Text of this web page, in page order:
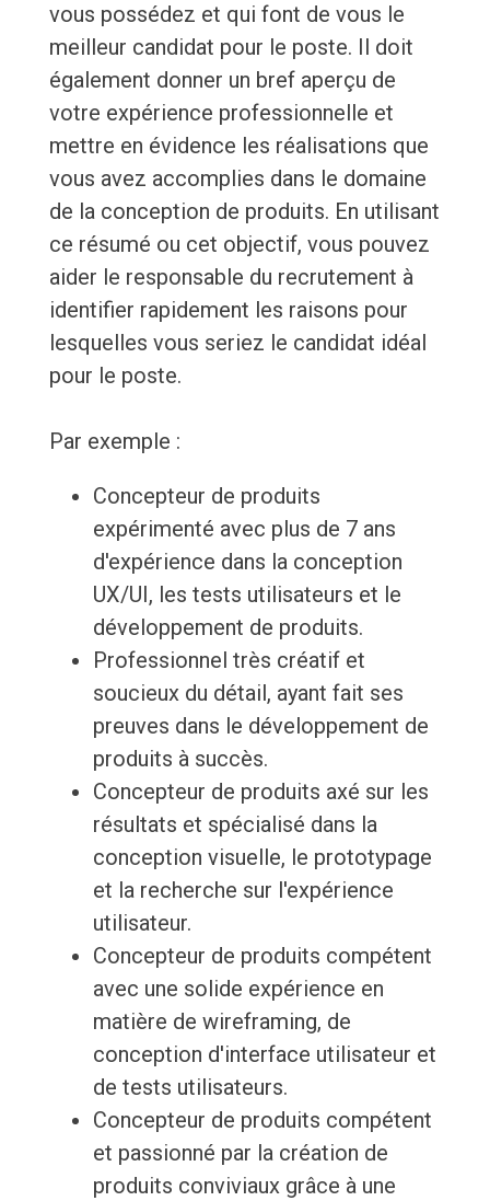
vous possédez et qui font de vous le
meilleur candidat pour le poste. Il doit
également donner un bref aperçu de
votre expérience professionnelle et
mettre en évidence les réalisations que
vous avez accomplies dans le domaine
de la conception de produits. En utilisant
ce résumé ou cet objectif, vous pouvez
aider le responsable du recrutement à
identifier rapidement les raisons pour
lesquelles vous seriez le candidat idéal
pour le poste.
Par exemple :
Concepteur de produits
expérimenté avec plus de 7 ans
d'expérience dans la conception
UX/UI, les tests utilisateurs et le
développement de produits.
Professionnel très créatif et
soucieux du détail, ayant fait ses
preuves dans le développement de
produits à succès.
Concepteur de produits axé sur les
résultats et spécialisé dans la
conception visuelle, le prototypage
et la recherche sur l'expérience
utilisateur.
Concepteur de produits compétent
avec une solide expérience en
matière de wireframing, de
conception d'interface utilisateur et
de tests utilisateurs.
Concepteur de produits compétent
et passionné par la création de
produits conviviaux grâce à une